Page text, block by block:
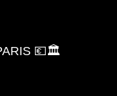
💶🏛️